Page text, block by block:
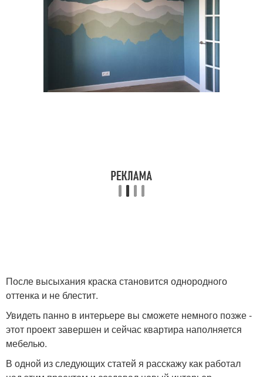
После высыхания краска становится однородного
оттенка и не блестит.
Увидеть панно в интерьере вы сможете немного позже -
этот проект завершен и сейчас квартира наполняется
мебелью.
В одной из следующих статей я расскажу как работал